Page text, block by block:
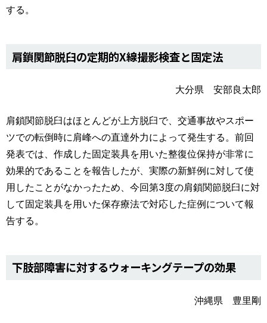
する。
肩鎖関節脱臼の定期的X線撮影検査と固定法
大分県 安部良太郎
肩鎖関節脱臼はほとんどが上方脱臼で、交通事故やスポー
ツでの転倒時に肩峰への直達外力によって発生する。前回
発表では、作成した固定装具を用いた整復位保持が非常に
効果的であることを報告したが、実際の新鮮例に対して使
用したことがなかったため、今回第3度の肩鎖関節脱臼に対
して固定装具を用いた保存療法で対応した症例について報
告する。
下肢部障害に対するウォーキングテープの効果
沖縄県 豊里剛